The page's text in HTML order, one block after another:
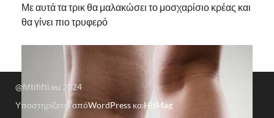
Με αυτά τα τρικ θα μαλακώσει το μοσχαρίσιο κρέας και
θα γίνει πιο τρυφερό
@fiftififti.eu 2024
Υποστηρίζεται απόWordPress καιHitMag.